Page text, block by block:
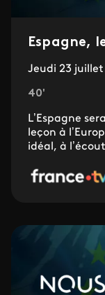
Espagne,
Jeudi 23 juillet
40'
L’Espagne
leçon à
idéal, à